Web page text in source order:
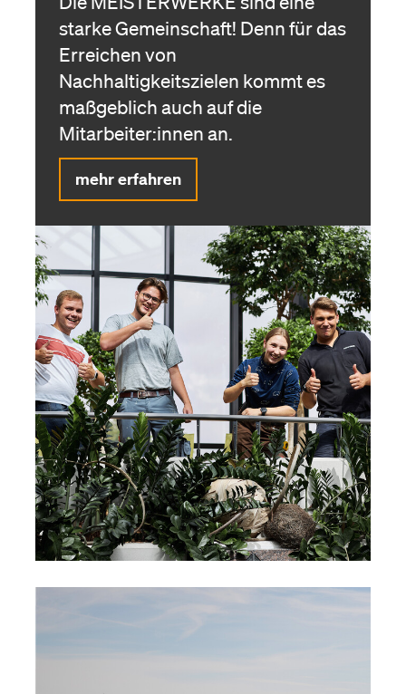
starke Gemeinschaft! Denn für das
Erreichen von
Nachhaltigkeitszielen kommt es
maßgeblich auch auf die
Mitarbeiter:innen an.
mehr erfahren